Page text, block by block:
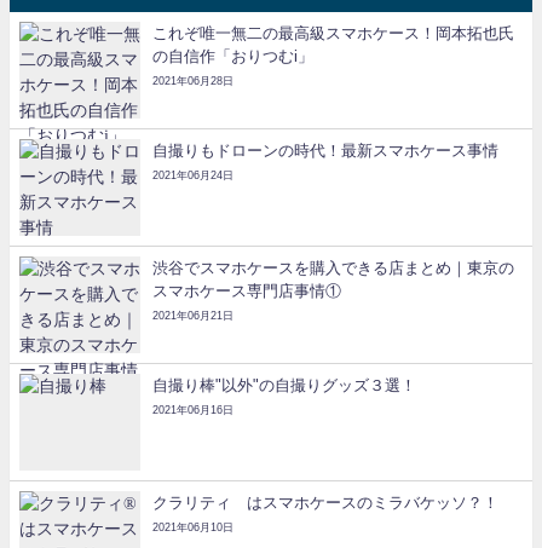
これぞ唯一無二の最高級スマホケース！岡本拓也氏
の自信作「おりつむi」
2021年06月28日
自撮りもドローンの時代！最新スマホケース事情
2021年06月24日
渋谷でスマホケースを購入できる店まとめ｜東京の
スマホケース専門店事情①
2021年06月21日
自撮り棒"以外"の自撮りグッズ３選！
2021年06月16日
クラリティ®はスマホケースのミラバケッソ？！
2021年06月10日